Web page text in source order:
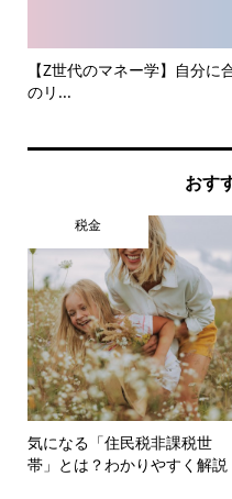
【Z世代のマネー学】自分
のリ...
おす
税金
気になる「住民税非課税世
帯」とは？わかりやすく解説